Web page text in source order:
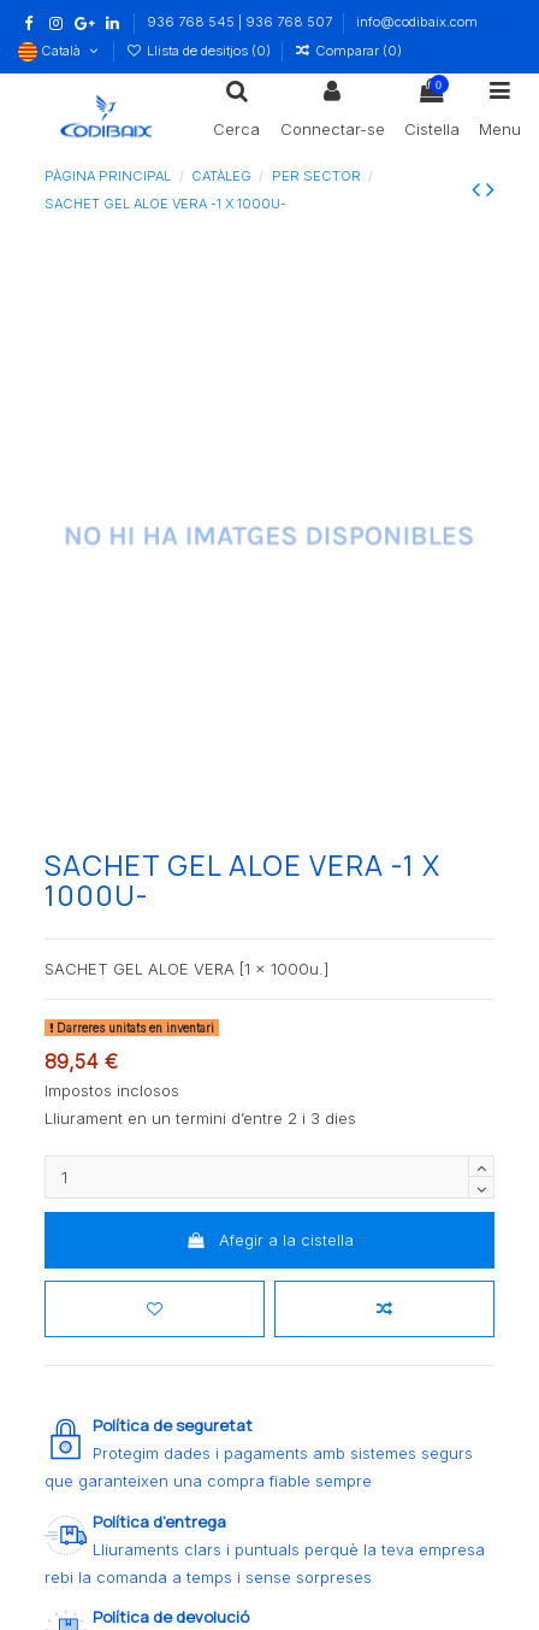
936 768 545 | 936 768 507
info@codibaix.com
Català
Llista de desitjos (0) Comparar (0)
Cerca Connectar-se
0
Cistella Menu
PÀGINA PRINCIPAL CATÀLEG
PER SECTOR
SACHET GEL ALOE VERA -1 X 1000U-
SACHET GEL ALOE VERA -1 X
1000U-
SACHET GEL ALOE VERA [1 x 1000u.]
Darreres unitats en inventari
89,54 €
Impostos inclosos
Lliurament en un termini d’entre 2 i 3 dies
Afegir a la cistella
Política de seguretat
Protegim dades i pagaments amb sistemes segurs
que garanteixen una compra fiable sempre
Política d’entrega
Lliuraments clars i puntuals perquè la teva empresa
rebi la comanda a temps i sense sorpreses
Política de devolució